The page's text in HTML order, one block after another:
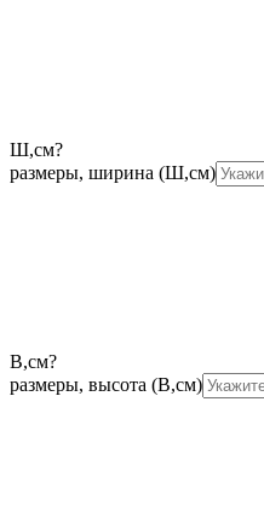
Ш,см?
размеры, ширина (Ш,см)
В,см?
размеры, высота (В,см)